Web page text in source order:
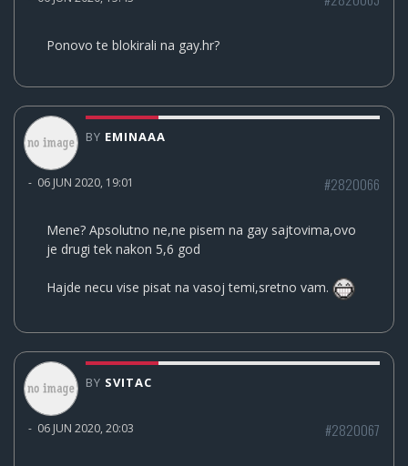
Ponovo te blokirali na gay.hr?
BY EMINAAA
- 06 JUN 2020, 19:01 #2820066
Mene? Apsolutno ne,ne pisem na gay sajtovima,ovo
je drugi tek nakon 5,6 god
Hajde necu vise pisat na vasoj temi,sretno vam.
BY SVITAC
- 06 JUN 2020, 20:03 #2820067